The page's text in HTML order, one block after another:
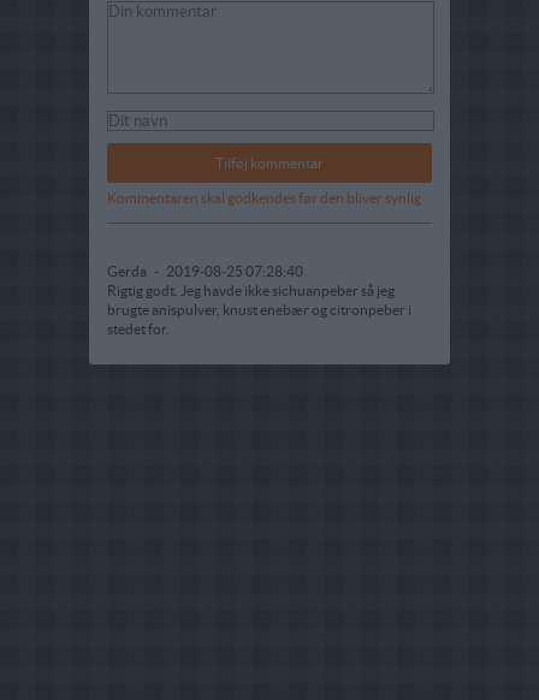
Kommentaren skal godkendes før den bliver synlig
Gerda - 2019-08-25 07:28:40
Rigtig godt. Jeg havde ikke sichuanpeber så jeg
brugte anispulver, knust enebær og citronpeber i
stedet for.